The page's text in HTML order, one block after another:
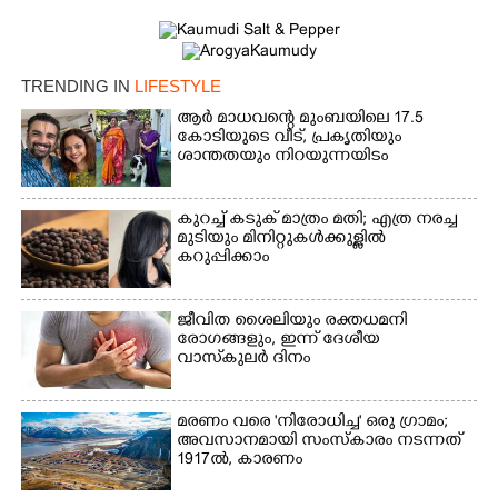
TRENDING IN LIFESTYLE
ആർ മാധവന്റെ മുംബയിലെ 17.5
കോടിയുടെ വീട്,​ പ്രകൃതിയും
ശാന്തതയും നിറയുന്നയിടം
കുറച്ച് കടുക് മാത്രം മതി; എത്ര നരച്ച
മുടിയും മിനിറ്റുകൾക്കുള്ളിൽ
കറുപ്പിക്കാം
ജീവിത ശൈലിയും രക്തധമനി
രോഗങ്ങളും, ഇന്ന് ദേശീയ
വാസ്‌കുലര്‍ ദിനം
മരണം വരെ 'നിരോധിച്ച' ഒരു ഗ്രാമം;
അവസാനമായി സംസ്കാരം നടന്നത്
1917ൽ, കാരണം